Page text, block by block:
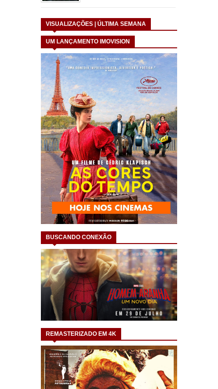
VISUALIZAÇÕES | ÚLTIMA SEMANA
UM LANÇAMENTO IMOVISION
BUSCANDO CONEXÃO
REMASTERIZADO EM 4K